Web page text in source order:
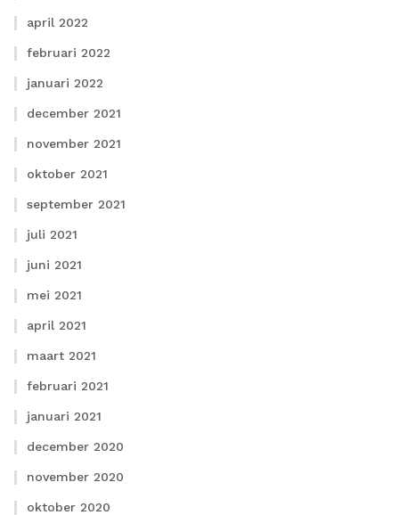
april 2022
februari 2022
januari 2022
december 2021
november 2021
oktober 2021
september 2021
juli 2021
juni 2021
mei 2021
april 2021
maart 2021
februari 2021
januari 2021
december 2020
november 2020
oktober 2020